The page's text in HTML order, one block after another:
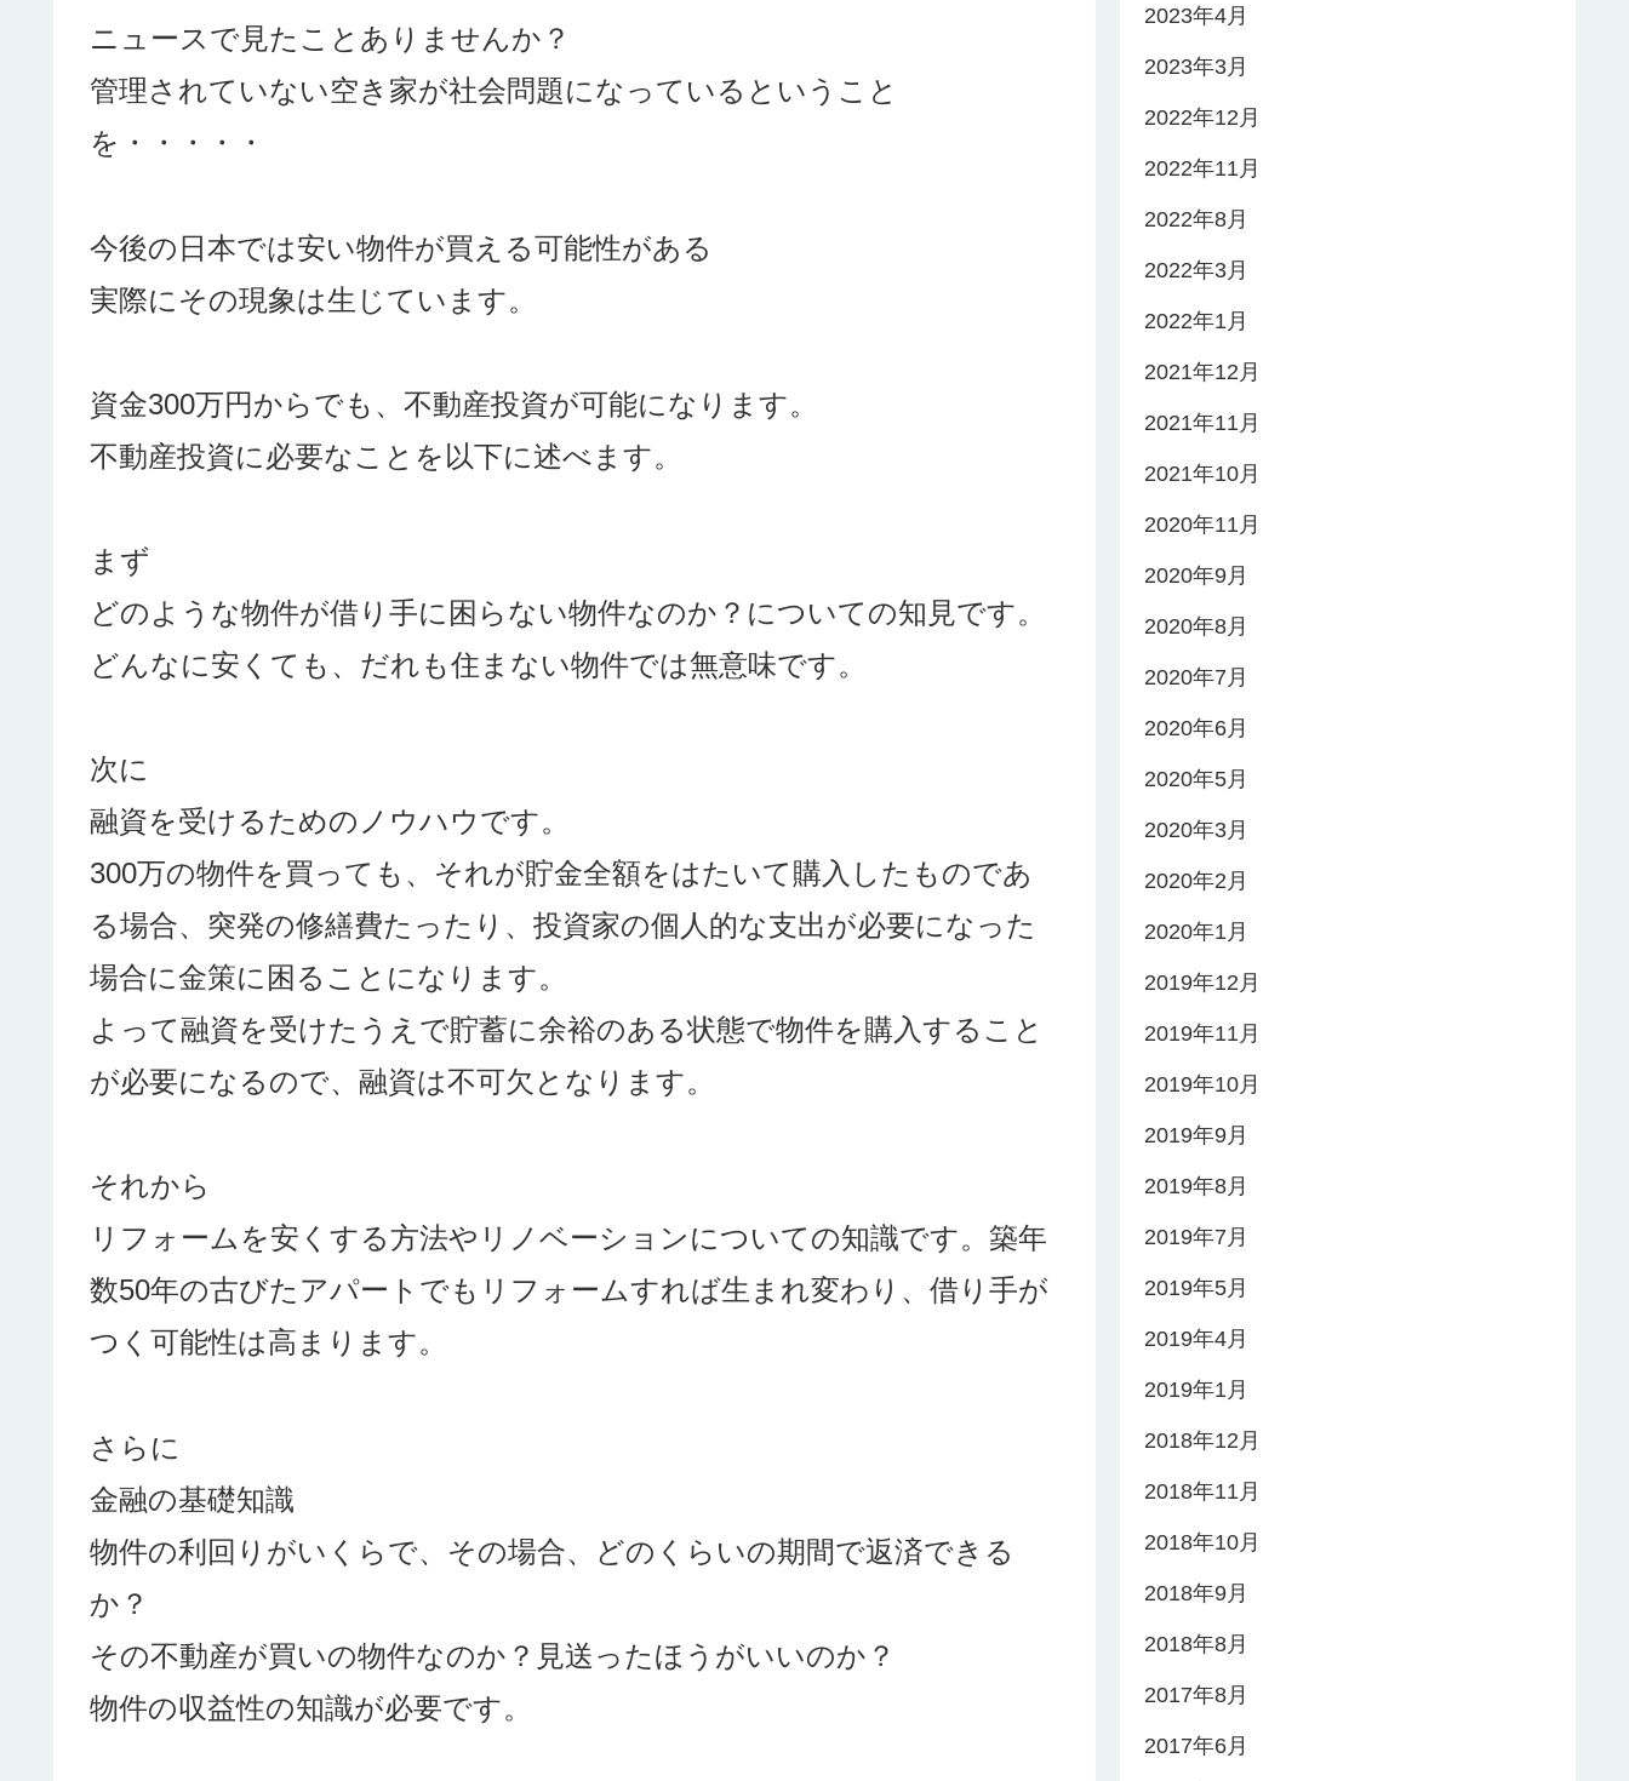
ニュースで見たことありませんか？
管理されていない空き家が社会問題になっているということ
を・・・・・
今後の日本では安い物件が買える可能性がある
実際にその現象は生じています。
資金300万円からでも、不動産投資が可能になります。
不動産投資に必要なことを以下に述べます。
まず
どのような物件が借り手に困らない物件なのか？についての知見です。
どんなに安くても、だれも住まない物件では無意味です。
次に
融資を受けるためのノウハウです。
300万の物件を買っても、それが貯金全額をはたいて購入したものであ
る場合、突発の修繕費たったり、投資家の個人的な支出が必要になった
場合に金策に困ることになります。
よって融資を受けたうえで貯蓄に余裕のある状態で物件を購入すること
が必要になるので、融資は不可欠となります。
それから
リフォームを安くする方法やリノベーションについての知識です。築年
数50年の古びたアパートでもリフォームすれば生まれ変わり、借り手が
つく可能性は高まります。
さらに
金融の基礎知識
物件の利回りがいくらで、その場合、どのくらいの期間で返済できる
か？
その不動産が買いの物件なのか？見送ったほうがいいのか？
物件の収益性の知識が必要です。
2023年4月
2023年3月
2022年12月
2022年11月
2022年8月
2022年3月
2022年1月
2021年12月
2021年11月
2021年10月
2020年11月
2020年9月
2020年8月
2020年7月
2020年6月
2020年5月
2020年3月
2020年2月
2020年1月
2019年12月
2019年11月
2019年10月
2019年9月
2019年8月
2019年7月
2019年5月
2019年4月
2019年1月
2018年12月
2018年11月
2018年10月
2018年9月
2018年8月
2017年8月
2017年6月